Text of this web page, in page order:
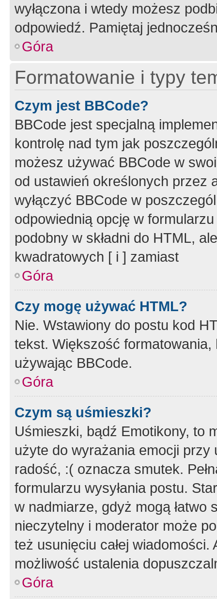
wyłączona i wtedy możesz
odpowiedź. Pamiętaj
Góra
Formatowanie i typy
Czym jest BBCode?
BBCode jest specjalną
kontrolę nad tym jak
możesz używać BBCode w
od ustawień określonych przez
wyłączyć BBCode w
odpowiednią opcję w
podobny w składni do HTML,
kwadratowych [ i ] zamiast
Góra
Czy mogę używać HTML?
Nie. Wstawiony do postu kod
tekst. Większość
używając BBCode.
Góra
Czym są uśmieszki?
Uśmieszki, bądź Emotikony, to
użyte do wyrażania emocji
radość, :( oznacza smutek.
formularzu wysyłania postu.
w nadmiarze, gdyż mogą
nieczytelny i moderator może
też usunięciu całej
możliwość ustalenia
Góra